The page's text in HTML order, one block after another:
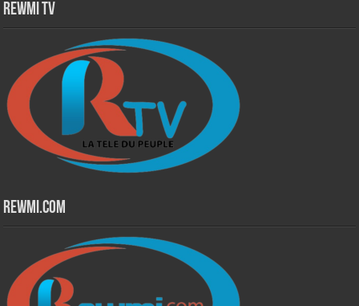
Rewmi TV
Rewmi.Com